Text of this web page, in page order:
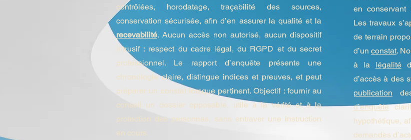
contrôlées, horodatage, traçabilité des sources,
conservation sécurisée, afin d’en assurer la qualité et la
recevabilité. Aucun accès non autorisé, aucun dispositif
intrusif : respect du cadre légal, du RGPD et du secret
professionnel. Le rapport d’enquête présente une
chronologie claire, distingue indices et preuves, et peut
préparer un constat lorsque pertinent. Objectif : fournir au
conseil un dossier opposable, utile à la vérité et à la
protection des personnes, sans entraver une instruction
en conservant
Les travaux
de terrain
d’un constat.
à la légalité
d’accès à des
publication
d’enquête
hypothétique,
demandes